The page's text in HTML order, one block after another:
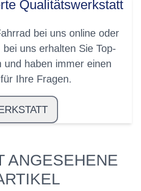
Qualitätswerkstatt
bei uns online oder
uns erhalten Sie Top-
und haben immer einen
Ihre Fragen.
ANGESEHENE